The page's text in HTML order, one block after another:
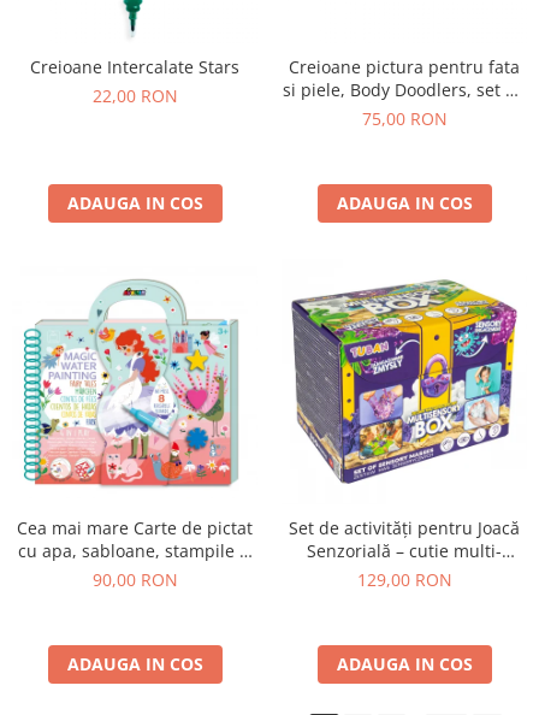
Creioane Intercalate Stars
22,00 RON
ADAUGA IN COS
Creioane pictura pentru fata
si piele, Body Doodlers, set de
12
75,00 RON
ADAUGA IN COS
Cea mai mare Carte de pictat
cu apa, sabloane, stampile si
jocuri, portabila - Basme
90,00 RON
ADAUGA IN COS
Set de activități pentru Joacă
Senzorială – cutie multi-
senzorială
129,00 RON
ADAUGA IN COS